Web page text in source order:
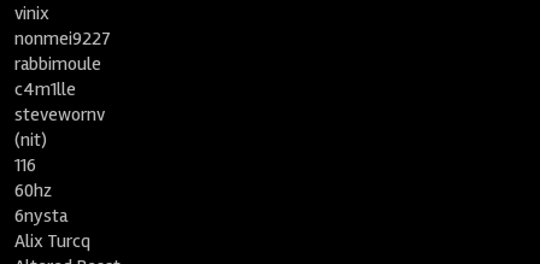
vinix
nonmei9227
rabbimoule
c4m1lle
stevewornv
(nit)
116
60hz
6nysta
Alix Turcq